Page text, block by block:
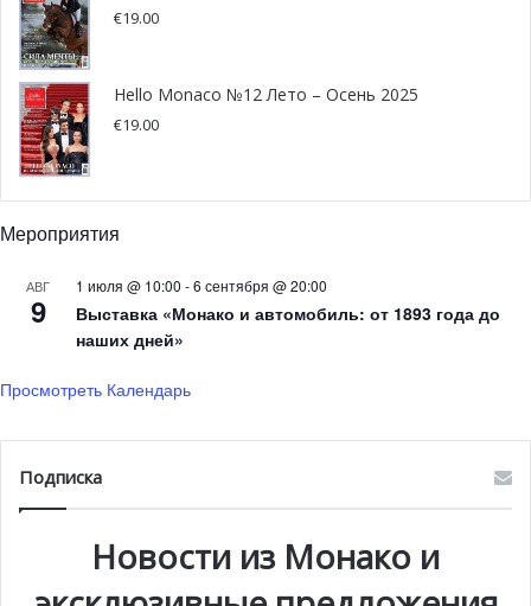
ресторанах Монако
По просьбе правительства Департамент полиции и
Управление по вопросам гигиены и безопасности
проверку ряда ресторанов княжества. Около 60
санитарных мер. Всего было зарегистрировано 21
незначительное правонарушение.
€19.00
Hello Monaco №12 Лето – Осень 2025
€19.00
Мероприятия
АВГ
9
1 июля @ 10:00 -6 сентября @ 20:00
Выставка «Монако и автомобиль: от 1893 года до
наших дней»
Просмотреть Календарь
Подписка
Новости из Монако и